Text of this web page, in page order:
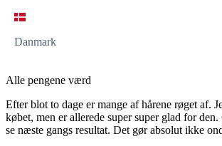
Danmark
Alle pengene værd
Efter blot to dage er mange af hårene røget af.
købet, men er allerede super super glad for
se næste gangs resultat. Det gør absolut ikke